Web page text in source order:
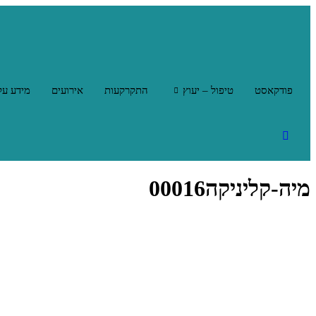
פודקאסט טיפול – יעוץ התקרקעות אירועים מידע
מיה-קליניקה00016